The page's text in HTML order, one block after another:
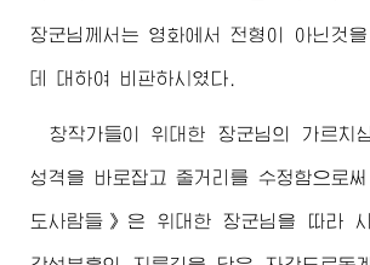
장군님 께서는 영화에서 전형이 아닌것
데 대하여 비판하시였다.
창작가들이위대한 장군님 의 가르치
성격을 바로잡고 줄거리를 수정함으로
도사람들》은 위대한 장군님을 따라